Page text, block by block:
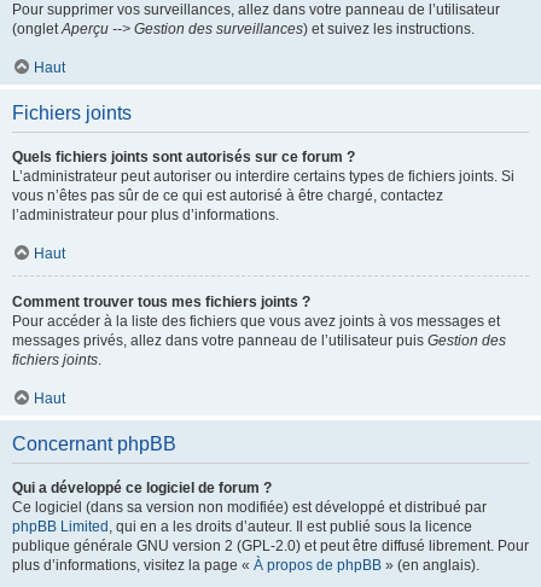
Pour supprimer vos surveillances, allez dans votre panneau de l’utilisateur
(ongletAperçu --> Gestion des surveillances) et suivez les instructions.
Haut
Fichiers joints
Quels fichiers joints sont autorisés sur ce forum ?
L’administrateur peut autoriser ou interdire certains types de fichiers joints. Si
vous n’êtes pas sûr de ce qui est autorisé à être chargé, contactez
l’administrateur pour plus d’informations.
Haut
Comment trouver tous mes fichiers joints ?
Pour accéder à la liste des fichiers que vous avez joints à vos messages et
messages privés, allez dans votre panneau de l’utilisateur puis Gestion des
fichiers joints.
Haut
Concernant phpBB
Qui a développé ce logiciel de forum ?
Ce logiciel (dans sa version non modifiée) est développé et distribué par
phpBB Limited , qui en a les droits d’auteur. Il est publié sous la licence
publique générale GNU version 2 (GPL-2.0) et peut être diffusé librement. Pour
plus d’informations, visitez la page « À propos de phpBB » (en anglais).